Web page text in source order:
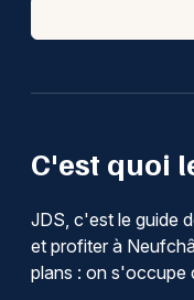
C'est quoi
JDS, c'est le guide
et profiter à
plans : on s'occupe